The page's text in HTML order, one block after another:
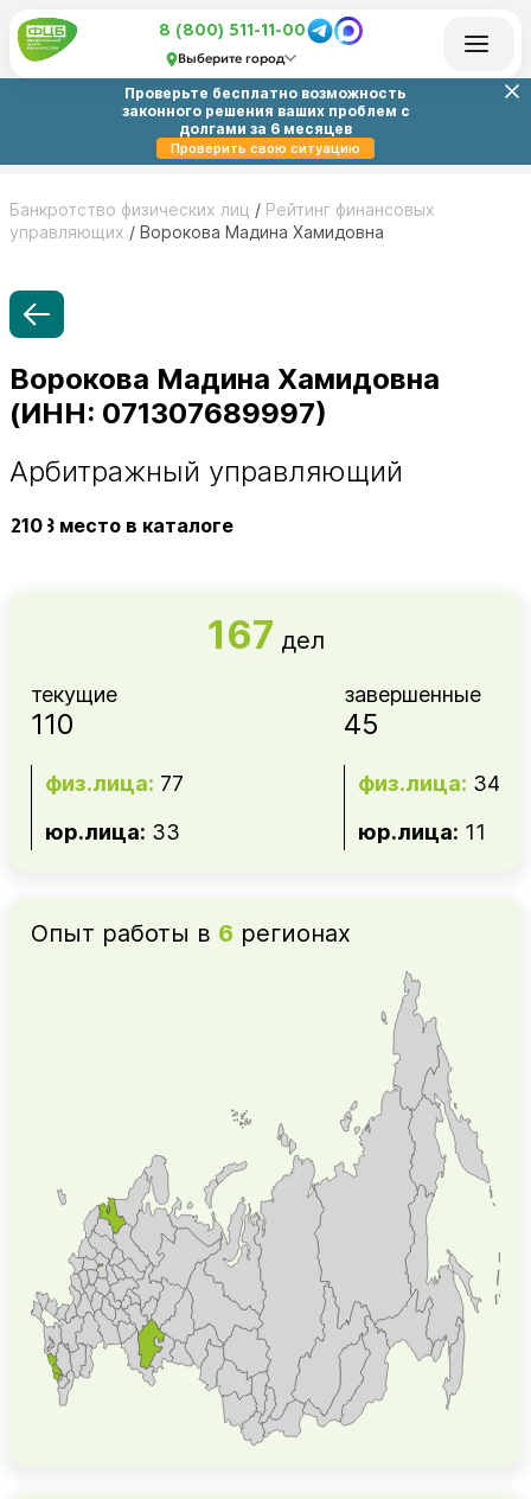
8 (800) 511-11-00
Выберите город
Проверьте бесплатно возможность
законного решения ваших проблем с
долгами за 6 месяцев
Проверить свою ситуацию
Банкротство физических лиц / Рейтинг финансовых
управляющих / Ворокова Мадина Хамидовна
Ворокова Мадина Хамидовна
(ИНН: 071307689997)
Арбитражный управляющий
2103 место в каталоге
167 дел
текущие
110
физ.лица: 77
юр.лица: 33
завершенные
45
физ.лица: 34
юр.лица: 11
Опыт работы в 6 регионах